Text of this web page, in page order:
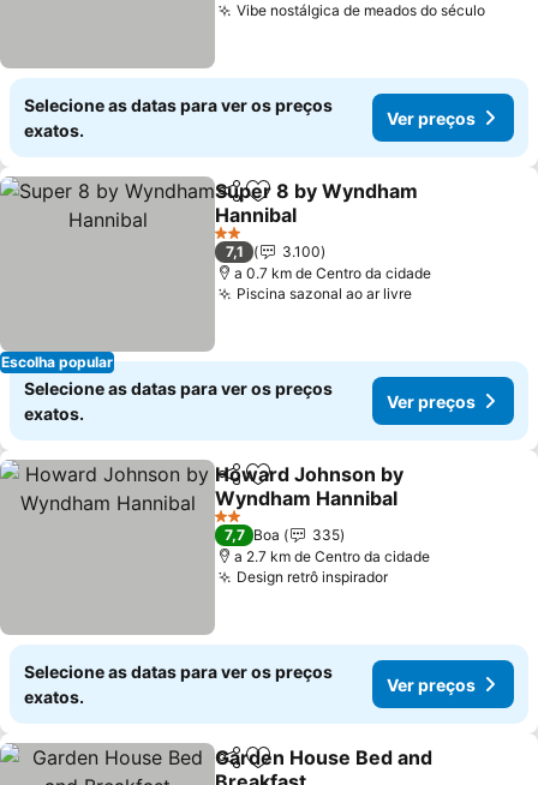
Vibe nostálgica de meados do século
Selecione as datas para ver os preços
exatos.
Ver preços
Escolha popular
PartilharAdicionar aos favoritos
Super 8 by Wyndham
Hannibal
2 Estrelas
7,1
3.100
a 0.7 km de Centro da cidade
Piscina sazonal ao ar livre
Selecione as datas para ver os preços
exatos.
Ver preços
PartilharAdicionar aos favoritos
Howard Johnson by
Wyndham Hannibal
2 Estrelas
7,7 Boa
335
a 2.7 km de Centro da cidade
Design retrô inspirador
Selecione as datas para ver os preços
exatos.
Ver preços
PartilharAdicionar aos favoritos
Garden House Bed and